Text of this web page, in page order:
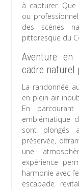
à capturer.
ou
des scènes
pittoresque du
Aventure
cadre naturel
La randonnée
en plein air
En
emblématique
sont plongés
préservée,
une
expérience
harmonie avec
escapade